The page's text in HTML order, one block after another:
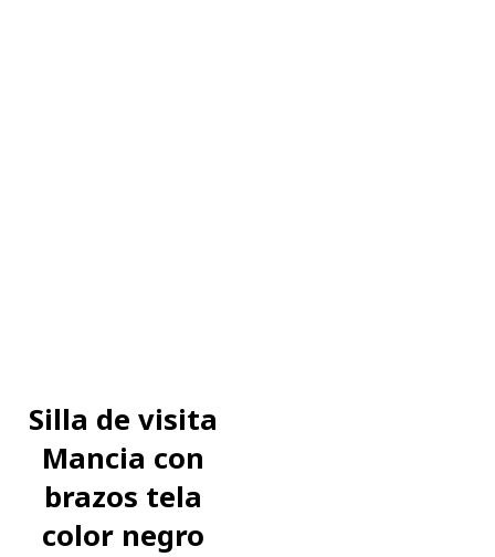
Silla de visita
Mancia con
brazos tela
color negro